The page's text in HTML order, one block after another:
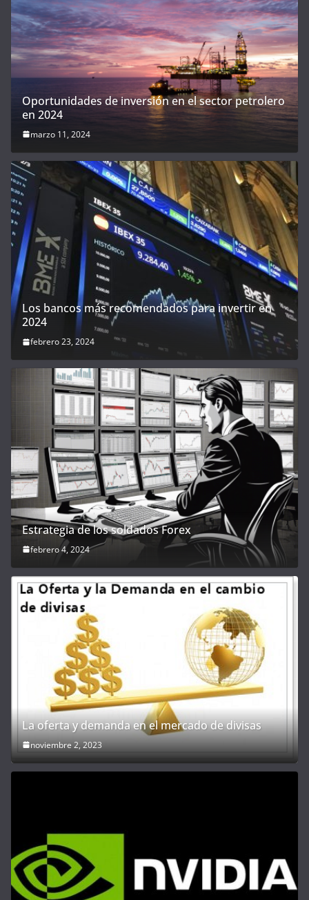
Oportunidades de inversión en el sector petrolero
en 2024
marzo 11, 2024
Los bancos más recomendados para invertir en
2024
febrero 23, 2024
Estrategia de los soldados Forex
febrero 4, 2024
La oferta y demanda en el mercado de divisas
noviembre 2, 2023